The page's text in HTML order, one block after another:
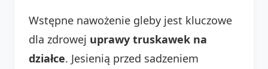
Wstępne nawożenie gleby jest kluczowe
dla zdrowej uprawy truskawek na
działce. Jesienią przed sadzeniem